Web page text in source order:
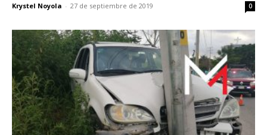
Krystel Noyola - 27 de septiembre de 2019 0